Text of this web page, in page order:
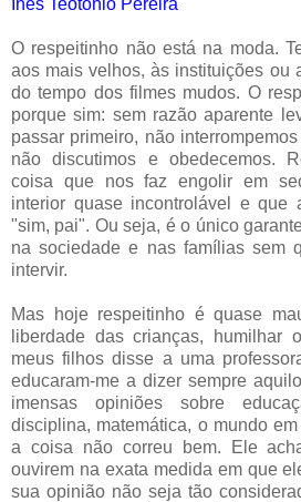
Inês Teotónio Pereira
O respeitinho não está na moda.
aos mais velhos, às instituições ou
do tempo dos filmes mudos. O
porque sim: sem razão aparente
passar primeiro, não
não discutimos e obedecemos.
coisa que nos faz engolir em
interior quase incontrolável e que
"sim, pai". Ou seja, é o único
na sociedade e nas famílias sem
intervir.
Mas hoje respeitinho é quase
liberdade das crianças, humilhar
meus filhos disse a uma
educaram-me a dizer sempre
imensas opiniões sobre
disciplina, matemática, o mundo
a coisa não correu bem. Ele
ouvirem na exata medida em que
sua opinião não seja tão